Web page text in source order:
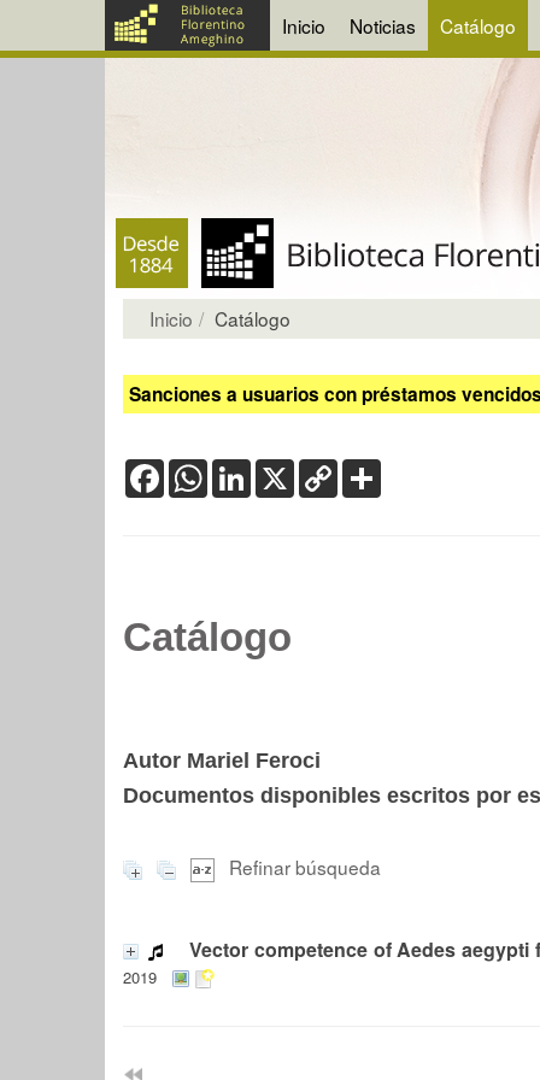
Inicio Noticias Catálogo
Inicio Catálogo
Sanciones a usuarios con préstamos
FacebookWhatsApp
LinkedIn
X Copy
Link
Catálogo
Autor Mariel Feroci
Documentos disponibles escritos por
Refinar búsqueda
Vector competence of Aedes
2019